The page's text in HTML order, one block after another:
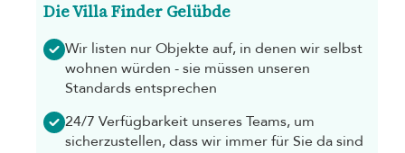
Die Villa Finder Gelübde
Wir listen nur Objekte auf, in denen wir selbst
wohnen würden - sie müssen unseren
Standards entsprechen
24/7 Verfügbarkeit unseres Teams, um
sicherzustellen, dass wir immer für Sie da sind